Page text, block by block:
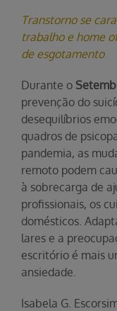
Transtorno se
trabalho e home
de esgotamento
Durante o
prevenção do
desequilíbrios
quadros de
pandemia, as
remoto podem
à sobrecarga de
profissionais, os
domésticos.
lares e a
escritório é mais
ansiedade.
Isabela G.